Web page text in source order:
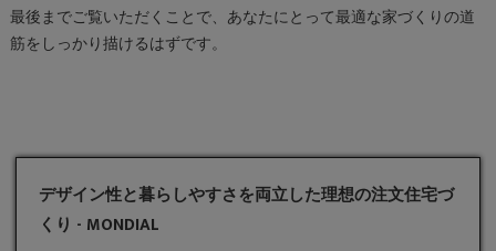
最後までご覧いただくことで、あなたにとって最適な家づくりの道
筋をしっかり描けるはずです。
デザイン性と暮らしやすさを両立した理想の注文住宅づ
くり - MONDIAL